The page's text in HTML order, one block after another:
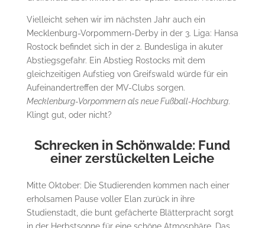
Vielleicht sehen wir im nächsten Jahr auch ein
Mecklenburg-Vorpommern-Derby in der 3. Liga: Hansa
Rostock befindet sich in der 2. Bundesliga in akuter
Abstiegsgefahr. Ein Abstieg Rostocks mit dem
gleichzeitigen Aufstieg von Greifswald würde für ein
Aufeinandertreffen der MV-Clubs sorgen.
Mecklenburg-Vorpommern als neue Fußball-Hochburg.
Klingt gut, oder nicht?
Schrecken in Schönwalde: Fund
einer zerstückelten Leiche
Mitte Oktober: Die Studierenden kommen nach einer
erholsamen Pause voller Elan zurück in ihre
Studienstadt, die bunt gefächerte Blätterpracht sorgt
in der Herbstsonne für eine schöne Atmosphäre. Das